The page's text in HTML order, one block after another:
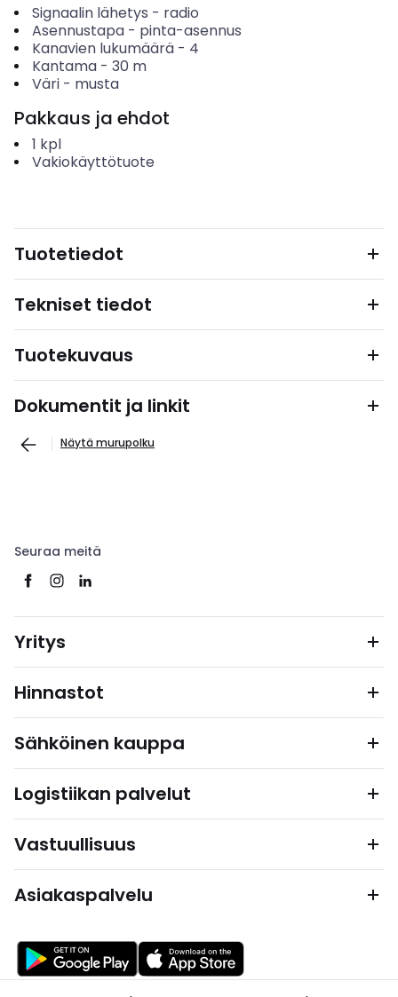
Signaalin lähetys - radio
Asennustapa- pinta-asennus
Kanavien lukumäärä- 4
Kantama- 30 m
Väri- musta
Pakkaus ja ehdot
1 kpl
Vakiokäyttötuote
Tuotetiedot
Tekniset tiedot
Tuotekuvaus
Dokumentit ja linkit
Näytä murupolku
Seuraa meitä
Yritys
Hinnastot
Sähköinen kauppa
Logistiikan palvelut
Vastuullisuus
Asiakaspalvelu